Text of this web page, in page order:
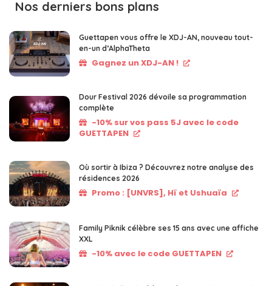
Nos derniers bons plans
Guettapen vous offre le XDJ-AN, nouveau tout-
en-un d’AlphaTheta
Gagnez un XDJ-AN !
Dour Festival 2026 dévoile sa programmation
complète
-10% sur vos pass 5J avec le code
GUETTAPEN
Où sortir à Ibiza ? Découvrez notre analyse des
résidences 2026
Promo : [UNVRS], Hï et Ushuaïa
Family Piknik célèbre ses 15 ans avec une affiche
XXL
-10% avec le code GUETTAPEN